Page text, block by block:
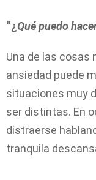
“¿Qué puedo
Una de las cosas
ansiedad puede
situaciones muy
ser distintas. En
distraerse
tranquila